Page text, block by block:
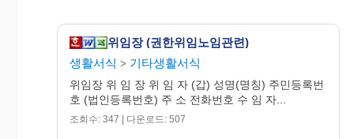
시 서
초구
서초
위임장 (권한위임노임관련)
생활서식 > 기타생활서식
위임장 위 임 장 위 임 자 (갑) 성명(명칭) 주민등록번
호 (법인등록번호) 주 소 전화번호 수 임 자...
조회수: 347 | 다운로드: 507